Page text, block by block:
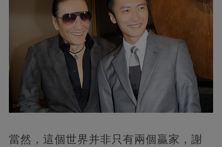
當然，這個世界并非只有兩個贏家，謝